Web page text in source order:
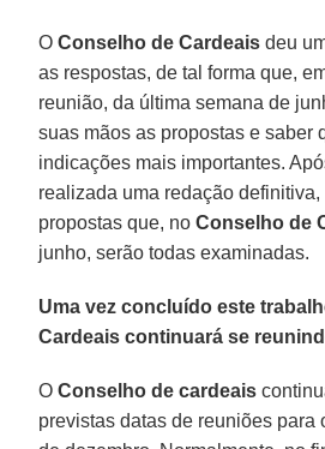
OConselho de Cardeais deu
as respostas, de tal forma que,
reunião, da última semana de
suas mãos as propostas e saber
indicações mais importantes.
realizada uma redação
propostas que, noConselho de
junho, serão todas examinadas.
Uma vez concluído este
Cardeais continuará se
OConselho de cardeais
previstas datas de reuniões para